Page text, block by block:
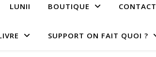
LUNII BOUTIQUE CONTACT
SUPPORT ON FAIT QUOI ?